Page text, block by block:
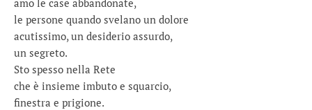
amo le case abbandonate,
le persone quando svelano un dolore
acutissimo, un desiderio assurdo,
un segreto.
Sto spesso nella Rete
che è insieme imbuto e squarcio,
finestra e prigione.